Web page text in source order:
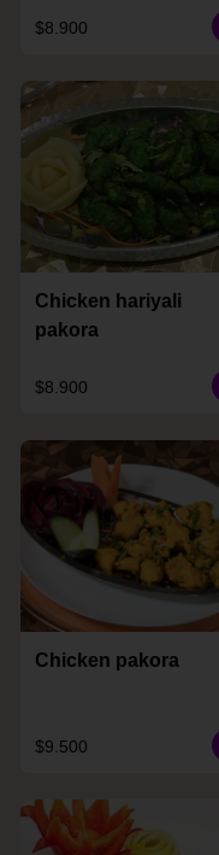
$8.900
Chicken hariyali
pakora
$8.900
Chicken pakora
$9.500